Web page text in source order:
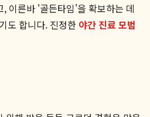
이른바 '골든타임'을 확보하는 데
도 합니다. 진정한 야간 진료 모범